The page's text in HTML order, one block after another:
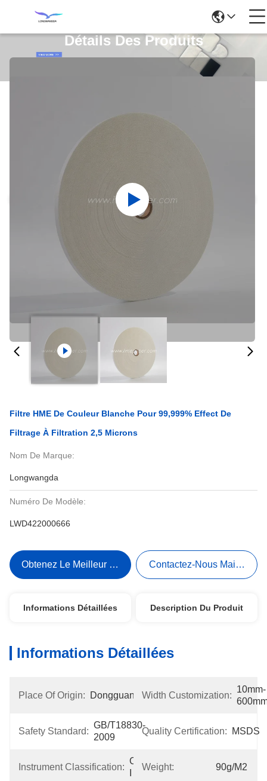
Détails Des Produits
Filtre HME De Couleur Blanche Pour 99,999% Effect De
Filtrage À Filtration 2,5 Microns
Nom De Marque:
Longwangda
Numéro De Modèle:
LWD422000666
Obtenez Le Meilleur Prix Contactez-Nous Maintenant
Informations Détaillées Description Du Produit
Informations Détaillées
Place Of Origin: Dongguan Width Customization:
10mm-
Safety Standard:
GB/T18830-
2009
Quality Certification: MSDS
Instrument Classification:
Class
Weight: 90g/m2